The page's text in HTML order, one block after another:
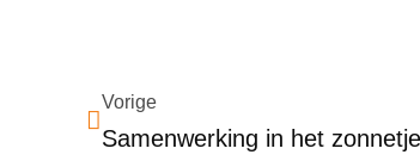
Vorige